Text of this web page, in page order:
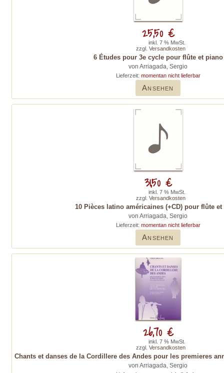
6 Études pour 3e cycle pour flûte et piano
von Arriagada, Sergio
Lieferzeit: momentan nicht lieferbar
Ansehen
25,50 €
inkl. 7 % MwSt.
zzgl. Versandkosten
10 Pièces latino américaines (+CD) pour flûte et
von Arriagada, Sergio
Lieferzeit: momentan nicht lieferbar
Ansehen
31,50 €
inkl. 7 % MwSt.
zzgl. Versandkosten
Chants et danses de la Cordillere des Andes pour les premieres
von Arriagada, Sergio
26,70 €
inkl. 7 % MwSt.
zzgl. Versandkosten